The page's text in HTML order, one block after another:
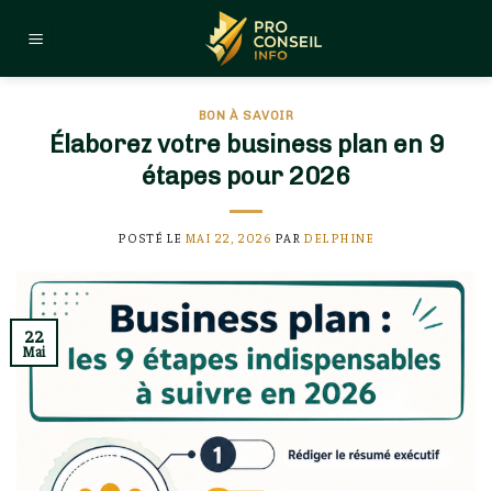
BON À SAVOIR
Élaborez votre business plan en 9
étapes pour 2026
POSTÉ LE MAI 22, 2026 PAR DELPHINE
22
Mai